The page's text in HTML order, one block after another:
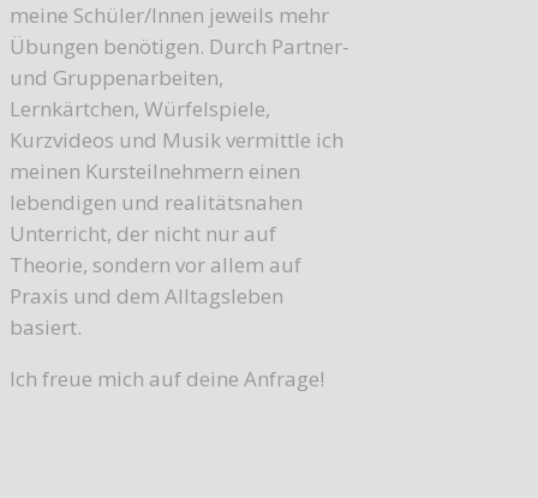
meine Schüler/Innen jeweils mehr
Übungen benötigen. Durch Partner-
und Gruppenarbeiten,
Lernkärtchen, Würfelspiele,
Kurzvideos und Musik vermittle ich
meinen Kursteilnehmern einen
lebendigen und realitätsnahen
Unterricht, der nicht nur auf
Theorie, sondern vor allem auf
Praxis und dem Alltagsleben
basiert.
Ich freue mich auf deine Anfrage!